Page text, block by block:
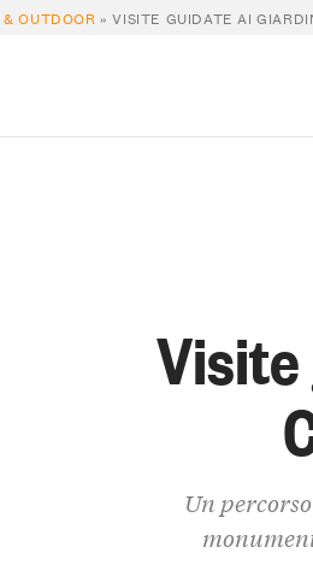
OUTDOOR »VISITE GUIDATE AI
Un